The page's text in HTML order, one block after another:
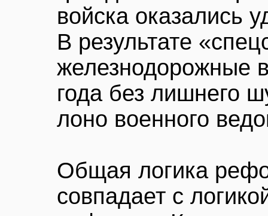
войска оказались
В результате
железнодорожные
года без лишнего
лоно военного
Общая логика
совпадает с